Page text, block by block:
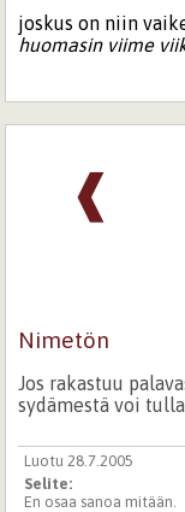
joskus on niin
huomasin viime
❰
Nimetön
Jos rakastuu
sydämestä voi
Luotu 28.7.2005
Selite:
En osaa sanoa mitään.